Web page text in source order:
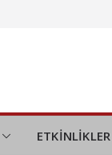
ETKİNLİKLER